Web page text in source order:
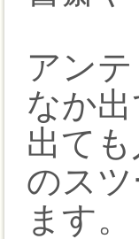
アン
なか
出て
のス
ます。